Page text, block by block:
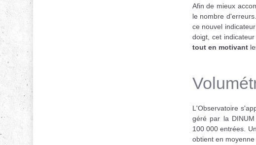
Afin de mieux
le nombre
ce nouvel
doigt, cet
tout en motivant
L'Observatoire
géré par la
100 000 entrées.
obtient en moyenne